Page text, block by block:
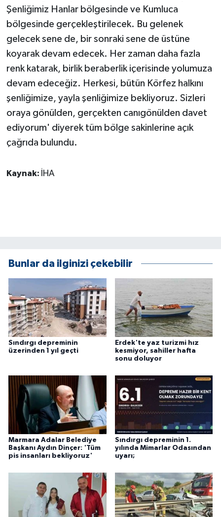
Şenliğimiz Hanlar bölgesinde ve Kumluca
bölgesinde gerçekleştirilecek. Bu gelenek
gelecek sene de, bir sonraki sene de üstüne
koyarak devam edecek. Her zaman daha fazla
renk katarak, birlik beraberlik içerisinde yolumuza
devam edeceğiz. Herkesi, bütün Körfez halkını
şenliğimize, yayla şenliğimize bekliyoruz. Sizleri
oraya gönülden, gerçekten canıgönülden davet
ediyorum' diyerek tüm bölge sakinlerine açık
çağrıda bulundu.
Kaynak: İHA
Bunlar da ilginizi çekebilir
Sındırgı depreminin
üzerinden 1 yıl geçti
Erdek'te yaz turizmi hız
kesmiyor, sahiller hafta
sonu doluyor
Marmara Adalar Belediye
Başkanı Aydın Dinçer: 'Tüm
pis insanları bekliyoruz'
Sındırgı depreminin 1.
yılında Mimarlar Odasından
uyarı;